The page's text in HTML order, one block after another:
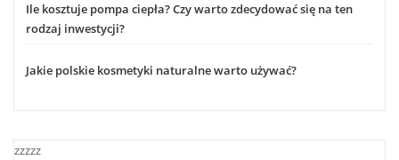
Ile kosztuje pompa ciepła? Czy warto zdecydować się na ten
rodzaj inwestycji?
Jakie polskie kosmetyki naturalne warto używać?
zzzzz